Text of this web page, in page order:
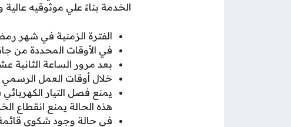
الخدمة بناءً علي موثوقيه
الفترة الزمنية في شهر
في الأوقات المحددة من
بعد مرور الساعة الثانية
خلال أوقات العمل
يمنع فصل التيار
هذه الحالة يمنع انقطاع
في حالة وجود شكوى قائمة